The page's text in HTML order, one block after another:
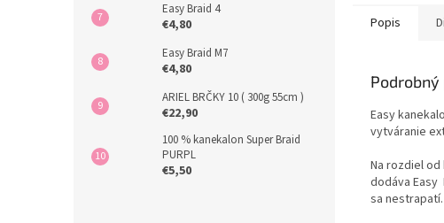
Easy Braid 4
€4,80
Easy Braid M7
€4,80
ARIEL BRČKY 10 ( 300g 55cm )
€22,90
100 % kanekalon Super Braid
PURPL
€5,50
Popis
Podrobný
Easy
vytváranie
Na rozdiel
dodáva Easy
sa nestrapatí.